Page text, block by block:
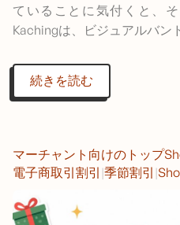
ていることに気付くと、
Kachingは、ビジュアルバン
続きを読む
マーチャント向けのトップ
電子商取引割引 |季節割引 |